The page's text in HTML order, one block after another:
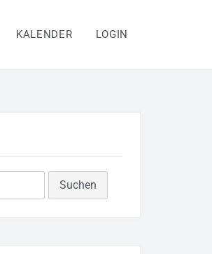
KALENDER LOGIN